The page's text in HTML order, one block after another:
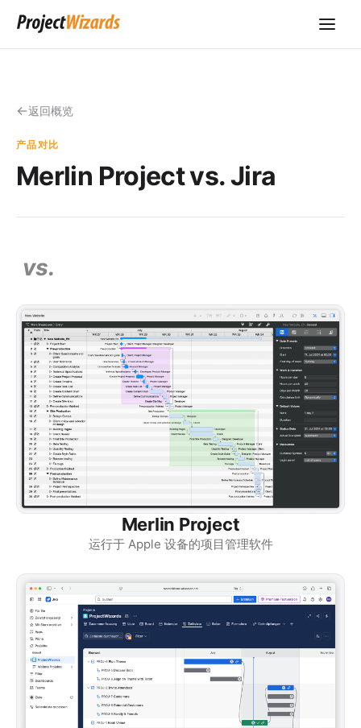
返回概览
产品对比
Merlin Project vs. Jira
Merlin Project
运行于 Apple 设备的项目管理软件
vs.